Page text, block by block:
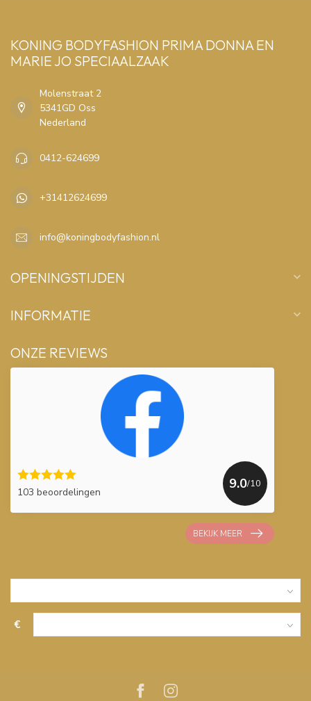
KONING BODYFASHION PRIMA DONNA EN
MARIE JO SPECIAALZAAK
Molenstraat 2
5341GD Oss
Nederland
0412-624699
+31412624699
info@koningbodyfashion.nl
OPENINGSTIJDEN
INFORMATIE
ONZE REVIEWS
103 beoordelingen
9.0/10
BEKIJK MEER
€